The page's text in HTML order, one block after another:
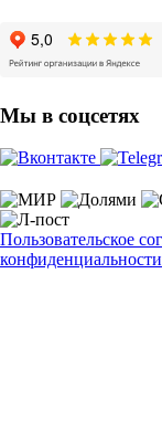
Мы в соцсетях
Пользовательское
конфиденциальности